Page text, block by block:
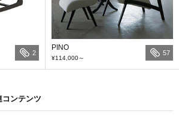
2
PINO
¥114,000～
57
ンテンツ